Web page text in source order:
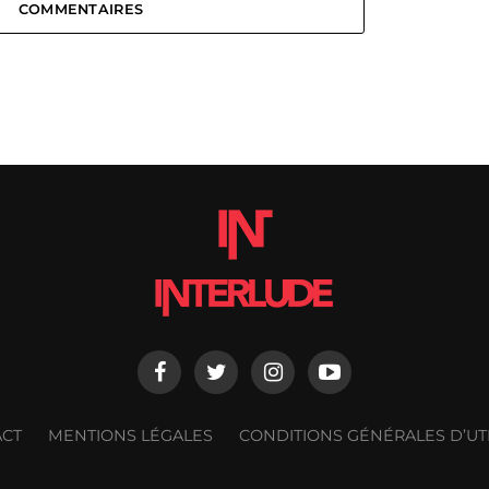
COMMENTAIRES
MENTIONS LÉGALES CONDITIONS GÉNÉRALES